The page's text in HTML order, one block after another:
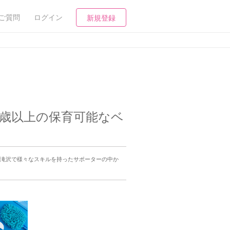
質問 ログイン 新規登録
以上の保育可能なベ
沢で様々なスキルを持ったサポーターの中か